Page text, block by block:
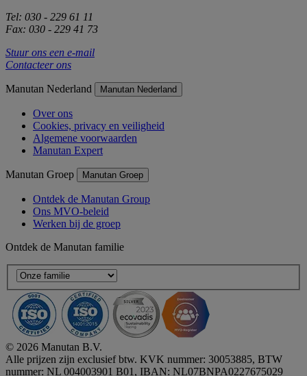
Tel: 030 - 229 61 11
Fax: 030 - 229 41 73
Stuur ons een e-mail
Contacteer ons
Manutan Nederland Manutan Nederland
Over ons
Cookies, privacy en veiligheid
Algemene voorwaarden
Manutan Expert
Manutan Groep Manutan Groep
Ontdek de Manutan Group
Ons MVO-beleid
Werken bij de groep
Ontdek de Manutan familie
© 2026 Manutan B.V.
Alle prijzen zijn exclusief btw. KVK nummer: 30053885, BTW
nummer: NL 004003901 B01, IBAN: NL07BNPA0227675029